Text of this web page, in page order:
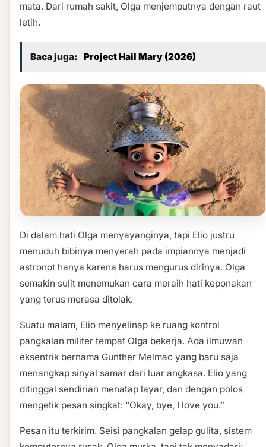
mata. Dari rumah sakit, Olga menjemputnya dengan raut
letih.
Baca juga: Project Hail Mary (2026)
Di dalam hati Olga menyayanginya, tapi Elio justru
menuduh bibinya menyerah pada impiannya menjadi
astronot hanya karena harus mengurus dirinya. Olga
semakin sulit menemukan cara meraih hati keponakan
yang terus merasa ditolak.
Suatu malam, Elio menyelinap ke ruang kontrol
pangkalan militer tempat Olga bekerja. Ada ilmuwan
eksentrik bernama Gunther Melmac yang baru saja
menangkap sinyal samar dari luar angkasa. Elio yang
ditinggal sendirian menatap layar, dan dengan polos
mengetik pesan singkat: “Okay, bye, I love you.”
Pesan itu terkirim. Seisi pangkalan gelap gulita, sistem